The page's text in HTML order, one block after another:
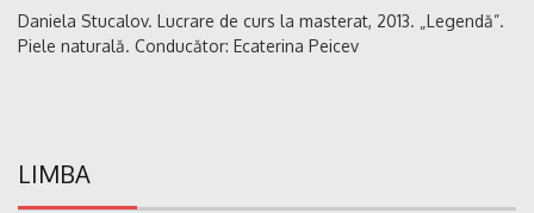
Daniela Stucalov. Lucrare de curs la masterat, 2013. „Legendă”.
Piele naturală. Conducător: Ecaterina Peicev
LIMBA